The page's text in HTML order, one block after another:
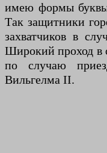
имею формы
Так защитники
захватчиков в
Широкий проход в
по случаю
Вильгелма II.